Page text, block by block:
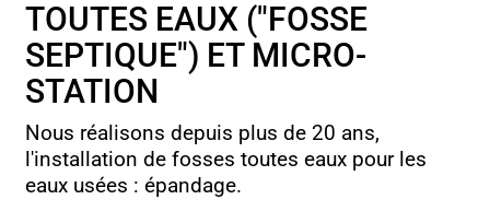
TOUTES EAUX ("FOSSE
SEPTIQUE") ET MICRO-
STATION
Nous réalisons depuis plus de 20 ans,
l'installation de fosses toutes eaux pour les
eaux usées : épandage.